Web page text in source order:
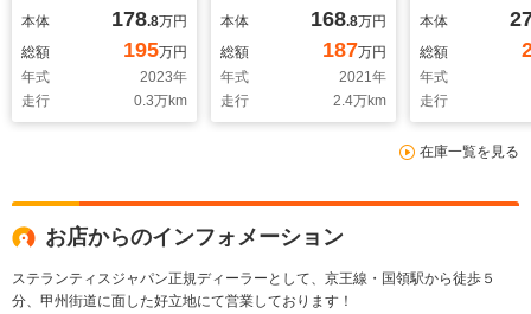
Bluetooth 前後ドラ
レコ ハロゲンヘッド
ライト
本体 178.8万円
総額
195万円
年式
2023年
走行
0.3万km
ETC Bluetooth ハ
ロゲンヘッドライト
本体 168.8万円
総額
187万円
年式
2021年
走行
2.4万km
Carplay リア
センサー キセ
正17インチ
弊社下取車
本体
総額
年式
走行
在庫一覧を見る
お店からのインフォメーション
ステランティスジャパン正規ディーラーとして、京王線・国領駅から徒歩５
分、甲州街道に面した好立地にて営業しております！